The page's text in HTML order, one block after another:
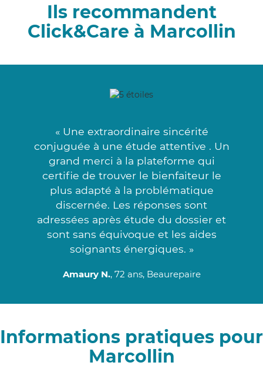
Ils recommandent
Click&Care à Marcollin
« Une extraordinaire sincérité
conjuguée à une étude attentive . Un
grand merci à la plateforme qui
certifie de trouver le bienfaiteur le
plus adapté à la problématique
discernée. Les réponses sont
adressées après étude du dossier et
sont sans équivoque et les aides
soignants énergiques. »
Amaury N., 72 ans, Beaurepaire
Informations pratiques pour
Marcollin